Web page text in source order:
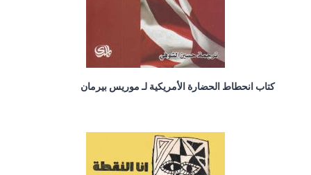
كتاب انحطاط الحضارة الأمريكية لـ موريس بيرمان